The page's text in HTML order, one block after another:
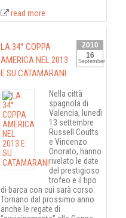
read more
2010
16
September
LA 34° COPPA
AMERICA NEL 2013
E SU CATAMARANI
Nella città
spagnola di
Valencia, lunedì
13 settembre
Russell Coutts
e Vincenzo
Onorato, hanno
rivelato le date
del prestigioso
trofeo e il tipo
di barca con cui sarà corso.
Tornano dal prossimo anno
anche le regate di